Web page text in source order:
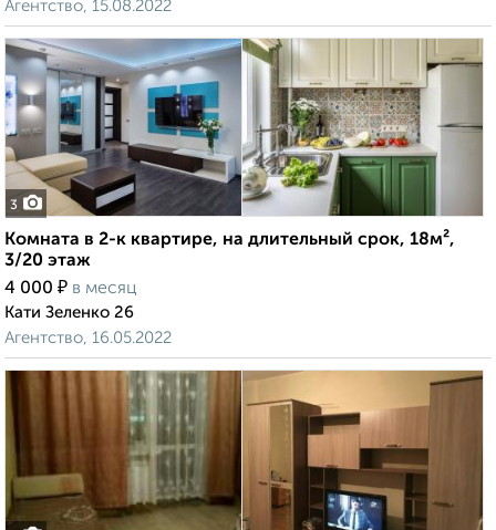
Агентство, 15.08.2022
3
Комната в 2-к квартире, на длительный срок, 18м²,
3/20 этаж
4 000 ₽ в месяц
Кати Зеленко 26
Агентство, 16.05.2022